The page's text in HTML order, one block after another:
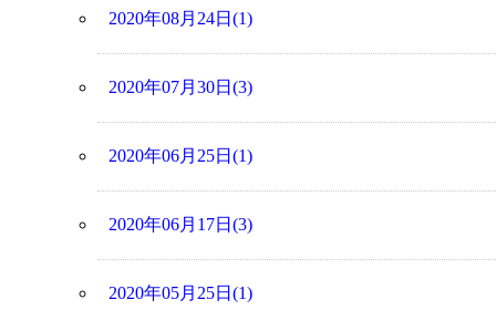
2020年08月24日(1)
2020年07月30日(3)
2020年06月25日(1)
2020年06月17日(3)
2020年05月25日(1)